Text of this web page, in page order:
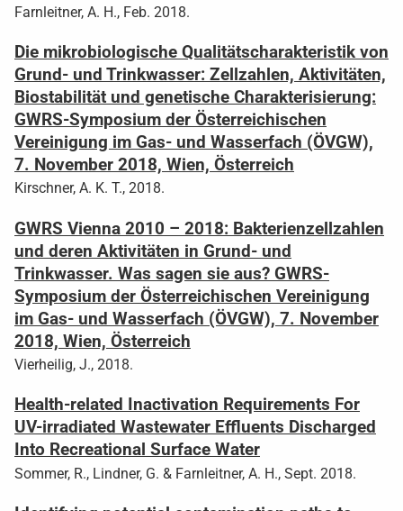
Farnleitner, A. H., Feb. 2018.
Die mikrobiologische Qualitätscharakteristik von
Grund- und Trinkwasser: Zellzahlen, Aktivitäten,
Biostabilität und genetische Charakterisierung:
GWRS-Symposium der Österreichischen
Vereinigung im Gas- und Wasserfach (ÖVGW),
7. November 2018, Wien, Österreich
Kirschner, A. K. T., 2018.
GWRS Vienna 2010 – 2018: Bakterienzellzahlen
und deren Aktivitäten in Grund- und
Trinkwasser. Was sagen sie aus? GWRS-
Symposium der Österreichischen Vereinigung
im Gas- und Wasserfach (ÖVGW), 7. November
2018, Wien, Österreich
Vierheilig, J., 2018.
Health-related Inactivation Requirements For
UV-irradiated Wastewater Effluents Discharged
Into Recreational Surface Water
Sommer, R., Lindner, G. & Farnleitner, A. H., Sept. 2018.